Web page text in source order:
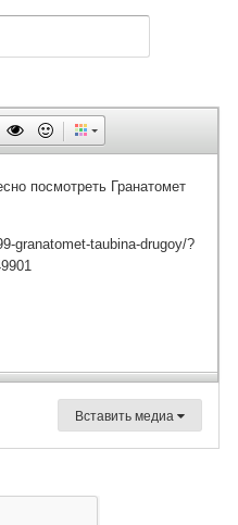
Вставить медиа